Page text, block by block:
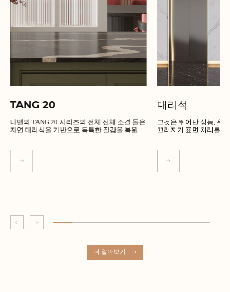
TANG 20
나벨의 TANG 20 시리즈의 전체 신체 소결 돌은
자연 대리석을 기반으로 독특한 질감을 복원합
더 알아보기
대리석
그것은 뛰어난 성능, 우
끄러지기 표면 처리를
더 알아보기
더 알아보기